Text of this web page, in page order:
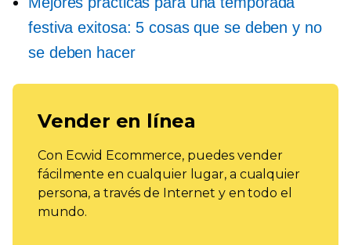
festiva exitosa: 5 cosas que se deben y no
se deben hacer
Vender en línea
Con Ecwid Ecommerce, puedes vender
fácilmente en cualquier lugar, a cualquier
persona, a través de Internet y en todo el
mundo.